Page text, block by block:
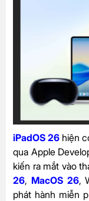
iPadOS 26 hiện
qua Apple
kiến ra mắt vào
26, MacOS 26,
phát hành miễn